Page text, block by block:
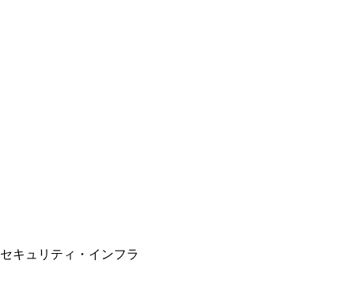
セキュリティ・インフラ